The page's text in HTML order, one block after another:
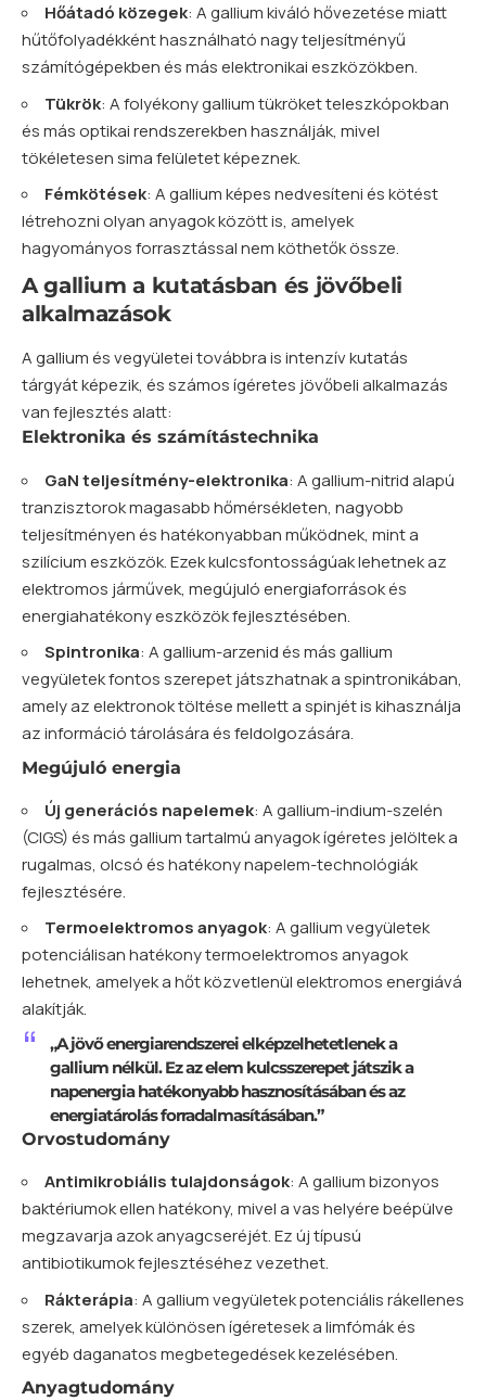
Hőátadó közegek: A gallium kiváló hővezetése miatt
hűtőfolyadékként használható nagy teljesítményű
számítógépekben és más elektronikai eszközökben.
Tükrök: A folyékony gallium tükröket teleszkópokban
és más optikai rendszerekben használják, mivel
tökéletesen sima felületet képeznek.
Fémkötések: A gallium képes nedvesíteni és kötést
létrehozni olyan anyagok között is, amelyek
hagyományos forrasztással nem köthetők össze.
A gallium a kutatásban és jövőbeli
alkalmazások
A gallium és vegyületei továbbra is intenzív kutatás
tárgyát képezik, és számos ígéretes jövőbeli alkalmazás
van fejlesztés alatt:
Elektronika és számítástechnika
GaN teljesítmény-elektronika: A gallium-nitrid alapú
tranzisztorok magasabb hőmérsékleten, nagyobb
teljesítményen és hatékonyabban működnek, mint a
szilícium eszközök. Ezek kulcsfontosságúak lehetnek az
elektromos járművek, megújuló energiaforrások és
energiahatékony eszközök fejlesztésében.
Spintronika: A gallium-arzenid és más gallium
vegyületek fontos szerepet játszhatnak a spintronikában,
amely az elektronok töltése mellett a spinjét is kihasználja
az információ tárolására és feldolgozására.
Megújuló energia
Új generációs napelemek: A gallium-indium-szelén
(CIGS) és más gallium tartalmú anyagok ígéretes jelöltek a
rugalmas, olcsó és hatékony napelem-technológiák
fejlesztésére.
Termoelektromos anyagok: A gallium vegyületek
potenciálisan hatékony termoelektromos anyagok
lehetnek, amelyek a hőt közvetlenül elektromos energiává
alakítják.
„A jövő energiarendszerei elképzelhetetlenek a
gallium nélkül. Ez az elem kulcsszerepet játszik a
napenergia hatékonyabb hasznosításában és az
energiatárolás forradalmasításában.”
Orvostudomány
Antimikrobiális tulajdonságok: A gallium bizonyos
baktériumok ellen hatékony, mivel a vas helyére beépülve
megzavarja azok anyagcseréjét. Ez új típusú
antibiotikumok fejlesztéséhez vezethet.
Rákterápia: A gallium vegyületek potenciális rákellenes
szerek, amelyek különösen ígéretesek a limfómák és
egyéb daganatos megbetegedések kezelésében.
Anyagtudomány